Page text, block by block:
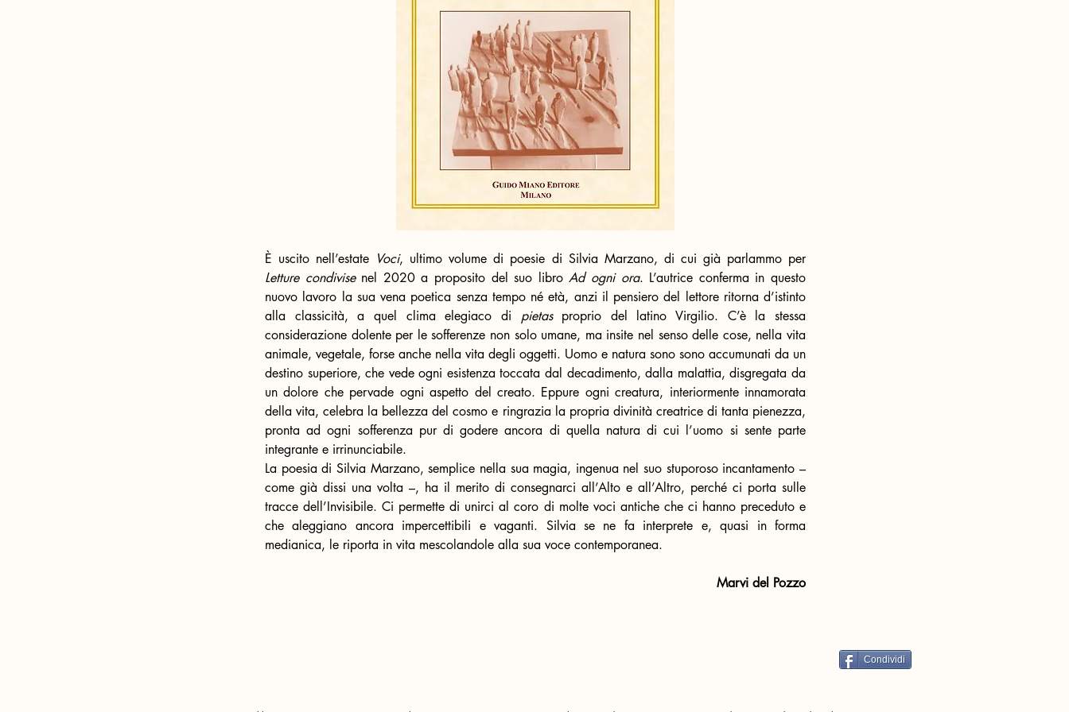
È uscito nell’estate Voci
Letture condivise nel 2020 a proposito del suo libro Ad ogni ora. L’autrice conferma in questo
nuovo lavoro la sua vena poetica senza tempo né età, anzi il pensiero del lettore ritorna d’istinto
alla classicità, a quel clima elegiaco di pietas proprio del latino Virgilio. C’è la stessa
considerazione dolente per le sofferenze non solo umane, ma insite nel senso delle cose, nella vita
animale, vegetale, forse anche nella vita degli oggetti. Uomo e natura sono sono accumunati da un
destino superiore, che vede ogni esistenza toccata dal decadimento, dalla malattia, disgregata da
un dolore che pervade ogni aspetto del creato. Eppure ogni creatura, interiormente innamorata
della vita, celebra la bellezza del cosmo e ringrazia la propria divinità creatrice di tanta pienezza,
pronta ad ogni sofferenza pur di godere ancora di quella natura di cui l’uomo si sente parte
integrante e irrinunciabile.
La poesia di Silvia Marzano, semplice nella sua magia, ingenua nel suo stuporoso incantamento –
come già dissi una volta –, ha il merito di consegnarci all’Alto e all’Altro, perché ci porta sulle
tracce dell’Invisibile. Ci permette di unirci al coro di molte voci antiche che ci hanno preceduto e
che aleggiano ancora impercettibili e vaganti. Silvia se ne fa interprete e, quasi in forma
medianica, le riporta in vita mescolandole alla sua voce contemporanea.
Marvi del Pozzo
Condividi